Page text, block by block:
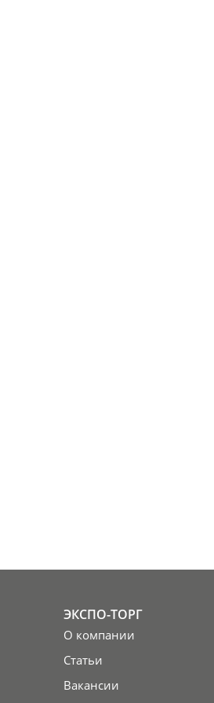
ЭКСПО-ТОРГ
О компании
Статьи
Вакансии